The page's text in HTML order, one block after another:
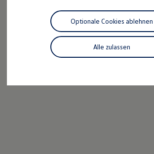
Motorenöl und
Räder und Reifen
Pannen- und Unfallhilfe
Economy Service
Volkswagen Teile
Zubehör
Der ID.4
Kraftvoll wie ein SUV, nachhaltig wie
Entdecken Sie den ID.4!
Alle zulassen
Optionale Cookies ablehnen